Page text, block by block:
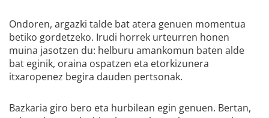
Ondoren, argazki talde bat atera genuen momentua
betiko gordetzeko. Irudi horrek urteurren honen
muina jasotzen du: helburu amankomun baten alde
bat eginik, oraina ospatzen eta etorkizunera
itxaropenez begira dauden pertsonak.
Bazkaria giro bero eta hurbilean egin genuen. Bertan,